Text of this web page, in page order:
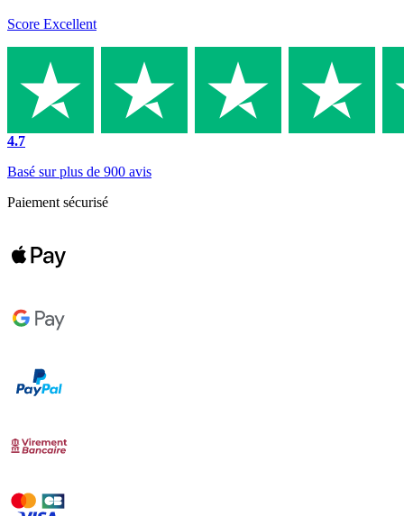
Score Excellent
4.7
Basé sur plus de 900 avis
Paiement sécurisé